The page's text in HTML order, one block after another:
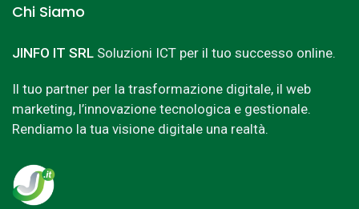
Chi Siamo
JINFO IT SRL Soluzioni ICT per il tuo successo online.
Il tuo partner per la trasformazione digitale, il web
marketing, l’innovazione tecnologica e gestionale.
Rendiamo la tua visione digitale una realtà.